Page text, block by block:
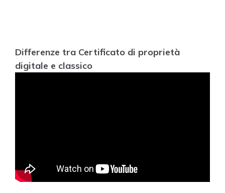
Differenze tra Certificato di proprietà
digitale e classico